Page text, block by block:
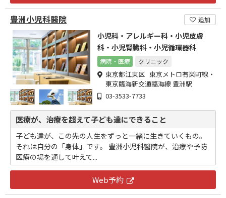
豊洲小児科醫院 追加
小児科・アレルギー科・小児皮膚
科・小児腎臓科・小児循環器科
病院・医療 クリニック
東京都江東区 東京メトロ有楽町線・
東京臨海新交通臨海線 豊洲駅
03-3533-7733
医療が、治療を超えて子ども達にできること
子ども達が、この先の人生をずっと一緒に生きていくもの。
それは自分の「身体」です。 豊洲小児科醫院が、治療や予防
医療の場を通して叶えて...
Web予約